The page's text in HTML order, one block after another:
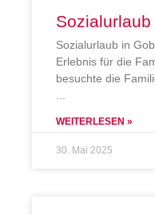
Sozialurlaub in
Erlebnis für die
besuchte die
WEITERLESEN »
30. Mai 2025